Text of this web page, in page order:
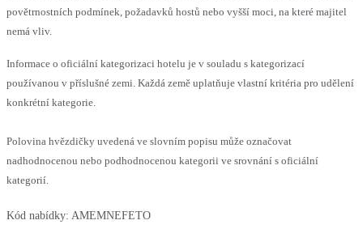
povětrnostních podmínek, požadavků hostů nebo vyšší moci, na které majitel
nemá vliv.
Informace o oficiální kategorizaci hotelu je v souladu s kategorizací
používanou v příslušné zemi. Každá země uplatňuje vlastní kritéria pro udělení
konkrétní kategorie.
Polovina hvězdičky uvedená ve slovním popisu může označovat
nadhodnocenou nebo podhodnocenou kategorii ve srovnání s oficiální
kategorií.
Kód nabídky: AMEMNEFETO